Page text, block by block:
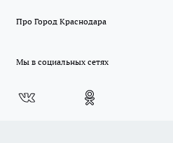
Про Город Краснодара
Мы в социальных сетях